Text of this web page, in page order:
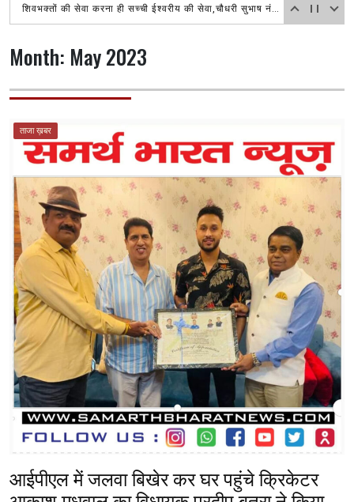
आज दिनांक 7 अगस्त 2026 को तहसील शिव मंदिर में हरिद्वार माँ गंगाजल लेने आए शिवभक्त कावड़ियों का अपने अपने गंतव्य जाने दौरान
Month: May 2023
ताजा ख़बर
आईपीएल में जलवा बिखेर कर घर पहुंचे क्रिकेटर